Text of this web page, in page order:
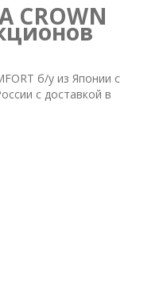
CROWN
б/у из Японии с
с доставкой в